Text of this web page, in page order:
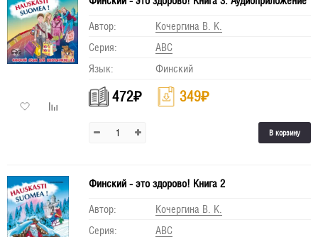
Автор:
Кочергина В. К.
Серия:
АВС
Язык:
Финский
472₽ 349₽
В корзину
Финский - это здорово! Книга 2
Автор:
Кочергина В. К.
Серия:
АВС